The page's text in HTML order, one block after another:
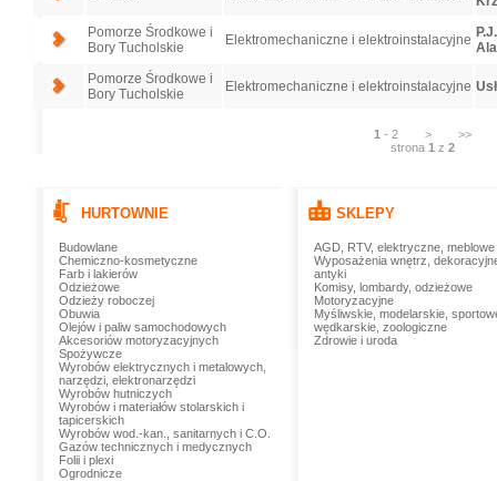
Pomorze Środkowe i
Bory Tucholskie
Elektromechaniczne i elektroinstalacyjne
Pomorze Środkowe i
Bory Tucholskie
Elektromechaniczne i elektroinstalacyjne
1 - 2 >
>>
strona 1 z 2
HURTOWNIE
Budowlane
Chemiczno-kosmetyczne
Farb i lakierów
Odzieżowe
Odzieży roboczej
Obuwia
Olejów i paliw samochodowych
Akcesoriów motoryzacyjnych
Spożywcze
Wyrobów elektrycznych i metalowych,
narzędzi, elektronarzędzi
Wyrobów hutniczych
Wyrobów i materiałów stolarskich i
tapicerskich
Wyrobów wod.-kan., sanitarnych i C.O.
Gazów technicznych i medycznych
Folii i plexi
Ogrodnicze
SKLEPY
AGD, RTV, elektryczne, meblowe
Wyposażenia wnętrz,
antyki
Komisy, lombardy, odzieżowe
Motoryzacyjne
Myśliwskie, modelarskie,
wędkarskie, zoologiczne
Zdrowie i uroda